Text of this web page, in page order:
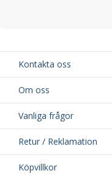
Kontakta oss
Om oss
Vanliga frågor
Retur / Reklamation
Köpvillkor